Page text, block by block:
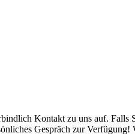
Kontakt zu uns auf. Falls
Gespräch zur